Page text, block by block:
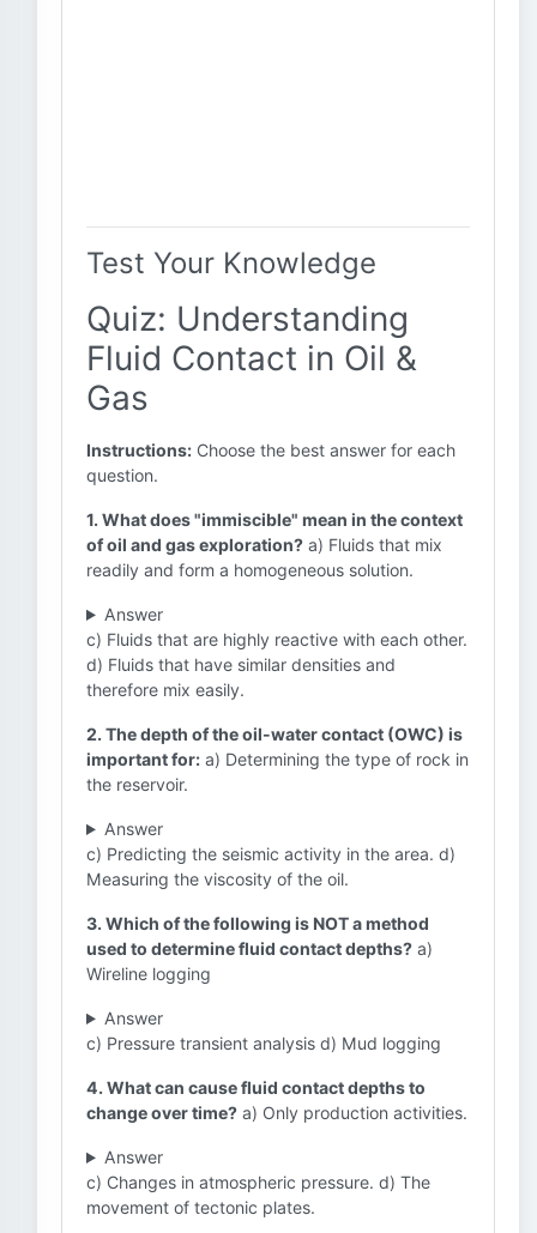
Test Your Knowledge
Quiz: Understanding
Fluid Contact in Oil &
Gas
Instructions: Choose the best answer for each
question.
1. What does "immiscible" mean in the context
of oil and gas exploration? a) Fluids that mix
readily and form a homogeneous solution.
Answer
c) Fluids that are highly reactive with each other.
d) Fluids that have similar densities and
therefore mix easily.
2. The depth of the oil-water contact (OWC) is
important for: a) Determining the type of rock in
the reservoir.
Answer
c) Predicting the seismic activity in the area. d)
Measuring the viscosity of the oil.
3. Which of the following is NOT a method
used to determine fluid contact depths? a)
Wireline logging
Answer
c) Pressure transient analysis d) Mud logging
4. What can cause fluid contact depths to
change over time? a) Only production activities.
Answer
c) Changes in atmospheric pressure. d) The
movement of tectonic plates.